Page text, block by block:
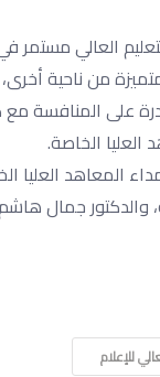
العالي
من ناحية
على
العليا الخاصة.
والدكتور جمال
للإعلام